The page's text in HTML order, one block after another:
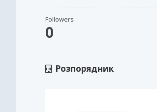
Followers
0
Розпорядник